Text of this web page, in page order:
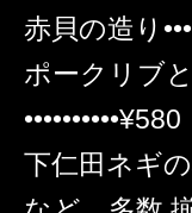
赤貝の造り
ポークリブ
••••••••••¥580
下仁田ネギ